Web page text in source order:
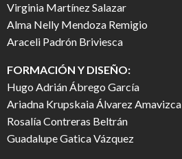
Virginia Martínez Salazar
Alma Nelly Mendoza Remigio
Araceli Padrón Briviesca
FORMACIÓN Y DISEÑO:
Hugo Adrián Ábrego García
Ariadna Krupskaia Álvarez Amavizca
Rosalía Contreras Beltrán
Guadalupe Gatica Vázquez